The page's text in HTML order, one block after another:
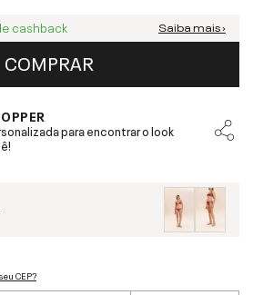
cashback Saiba mais ›
COMPRAR
para encontrar o look
CEP?